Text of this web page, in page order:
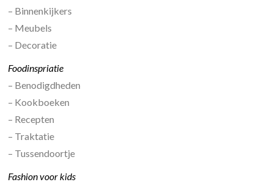
– Binnenkijkers
– Meubels
– Decoratie
Foodinspriatie
– Benodigdheden
– Kookboeken
– Recepten
– Traktatie
– Tussendoortje
Fashion voor kids